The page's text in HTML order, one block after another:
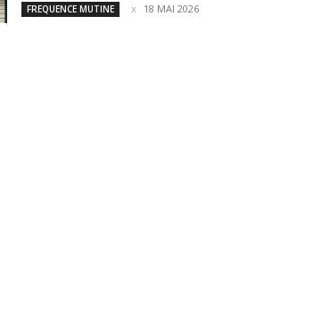
FREQUENCE MUTINE 18 MAI 2026